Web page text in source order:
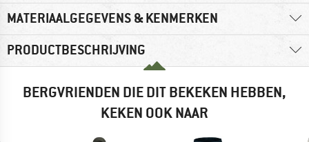
MATERIAALGEGEVENS & KENMERKEN
PRODUCTBESCHRIJVING
BERGVRIENDEN DIE DIT BEKEKEN HEBBEN,
KEKEN OOK NAAR